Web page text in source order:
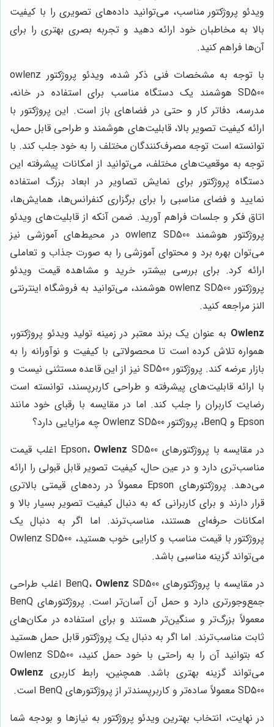
ویدئو پروژکتور مناسب، می‌توانید داده‌های تصویری را با کیفیت
بالا به مخاطبان خود ارائه دهید و تجربه بصری بهتری را برای
آن‌ها فراهم کنید.
با توجه به مشخصات فنی ذکر شده، ویدئو پروژکتور owlenz
SD500 هوشمند یک دستگاه مناسب برای استفاده در خانه،
مدرسه، دفاتر کار و حتی در فضاهای باز است. این پروژکتور با
ارائه کیفیت تصویر بالا، قابلیت‌های هوشمند و طراحی قابل حمل،
توانسته است توجه مصرف‌کنندگان مختلف را به خود جلب کند. با
توجه به موقعیت‌های مختلف، می‌توانید از امکانات پیشرفته این
دستگاه پروژکتور برای نمایش تصاویر در ابعاد بزرگ استفاده
نمایید و فضای مناسبی را برای برگزاری کنفرانس‌ها، همایش‌ها،
اتاق فکر و جلسات فراهم آورید. ضمن آنکه از قابلیت‌های ویدئو
پروژکتور هوشمند owlenz SD500 در محیط‌های آموزشی نیز
می‌توان بهره برد و محتوای آموزشی را به صورت جذاب و تعاملی
ارائه کرد. برای بررسی بیشتر، خرید و مشاهده قیمت ویدئو
پروژکتور owlenz SD500 هوشمند، می‌توانید به فروشگاه اینترنتی
النز مراجعه کنید.
Owlenz به عنوان یک برند معتبر در زمینه تولید ویدئو پروژکتور،
همواره تلاش کرده است تا محصولاتی با کیفیت و نوآورانه را به
بازار عرضه کند. پروژکتور SD500 نیز از این قاعده مستثنی نیست و
با ارائه قابلیت‌های پیشرفته و طراحی کاربرپسند، توانسته است
رضایت کاربران را جلب کند. اما در مقایسه با رقبای خود مانند
Epson و BenQ، پروژکتور Owlenz SD500 چه مزایایی دارد؟
در مقایسه با پروژکتورهای Epson،
Owlenz
SD500 اغلب قیمت
مناسب‌تری دارد و در عین حال، کیفیت تصویر قابل قبولی را ارائه
می‌دهد. پروژکتورهای Epson معمولاً در رده‌های قیمتی بالاتری
قرار دارند و برای کاربرانی که به دنبال کیفیت تصویر بسیار بالا و
امکانات حرفه‌ای هستند، مناسب‌ترند. اما اگر به دنبال یک
پروژکتور با قیمت مناسب و کارایی خوب هستید، Owlenz SD500
می‌تواند گزینه مناسبی باشد.
در مقایسه با پروژکتورهای BenQ،
Owlenz
SD500 اغلب طراحی
جمع‌وجورتری دارد و حمل آن آسان‌تر است. پروژکتورهای BenQ
معمولاً بزرگ‌تر و سنگین‌تر هستند و برای استفاده در مکان‌های
ثابت مناسب‌ترند. اما اگر به دنبال یک پروژکتور قابل حمل هستید
که بتوانید آن را به راحتی با خود حمل کنید، Owlenz SD500
می‌تواند گزینه بهتری باشد. همچنین، رابط کاربری Owlenz
SD500 معمولاً ساده‌تر و کاربرپسندتر از پروژکتورهای BenQ است.
در نهایت، انتخاب بهترین ویدئو پروژکتور به نیازها و بودجه شما